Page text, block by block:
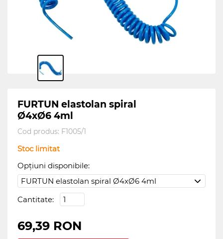
FURTUN elastolan spiral
Ø4xØ6 4ml
Cod produs: F1005/1
Stoc limitat
Opțiuni disponibile:
Cantitate:
69,39 RON